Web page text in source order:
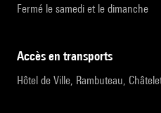
Fermé le samedi et le dimanche
accès en transports
Hôtel de Ville, Rambuteau,